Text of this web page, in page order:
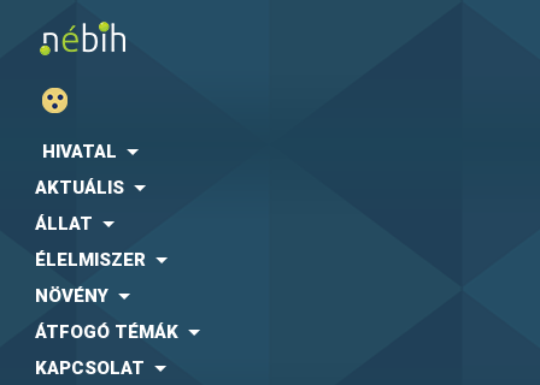
HIVATAL
AKTUÁLIS
ÁLLAT
ÉLELMISZER
NÖVÉNY
ÁTFOGÓ TÉMÁK
KAPCSOLAT